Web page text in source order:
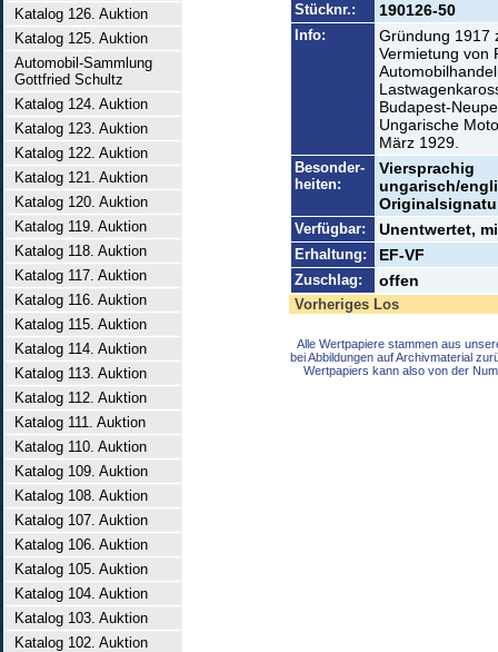
Katalog 126. Auktion
Katalog 125. Auktion
Automobil-Sammlung
Gottfried Schultz
Katalog 124. Auktion
Katalog 123. Auktion
Katalog 122. Auktion
Katalog 121. Auktion
Katalog 120. Auktion
Katalog 119. Auktion
Katalog 118. Auktion
Katalog 117. Auktion
Katalog 116. Auktion
Katalog 115. Auktion
Katalog 114. Auktion
Katalog 113. Auktion
Katalog 112. Auktion
Katalog 111. Auktion
Katalog 110. Auktion
Katalog 109. Auktion
Katalog 108. Auktion
Katalog 107. Auktion
Katalog 106. Auktion
Katalog 105. Auktion
Katalog 104. Auktion
Katalog 103. Auktion
Katalog 102. Auktion
Stücknr.: 190126-50
Info:
Gründung 1917
Vermietung von
Budapest-
Ungarische
März 1929.
Besonder-
heiten:
Viersprachig
ungarisch/
Verfügbar: Unentwertet,
Erhaltung: EF-VF
Zuschlag: offen
Vorheriges Los
Alle Wertpapiere stammen aus
bei Abbildungen auf Archivmaterial
Wertpapiers kann also von der